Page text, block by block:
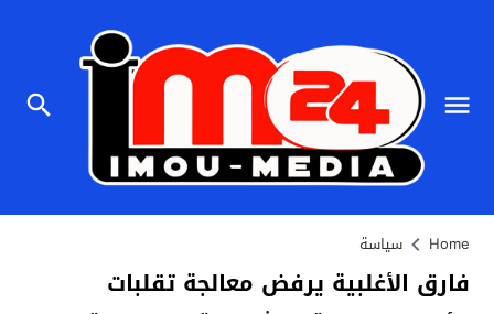
Home سياسة
فارق الأغلبية يرفض معالجة تقلبات